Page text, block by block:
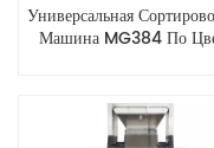
Универсальная
Машина MG384 По